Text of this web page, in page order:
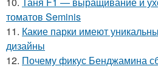
томатов Seminis
11. Какие парки имеют
дизайны
12. Почему фикус Бенджамина